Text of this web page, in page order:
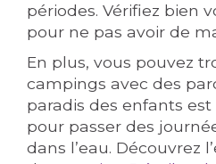
périodes. Vérifiez bien
pour ne pas avoir de
En plus, vous pouvez
campings avec des
paradis des enfants
pour passer des
dans l’eau. Découvrez